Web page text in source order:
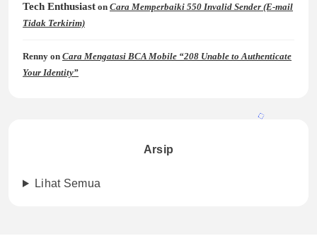
Tech Enthusiast on Cara Memperbaiki 550 Invalid Sender (E-mail
Tidak Terkirim)
Renny on Cara Mengatasi BCA Mobile “208 Unable to Authenticate
Your Identity”
Arsip
Lihat Semua